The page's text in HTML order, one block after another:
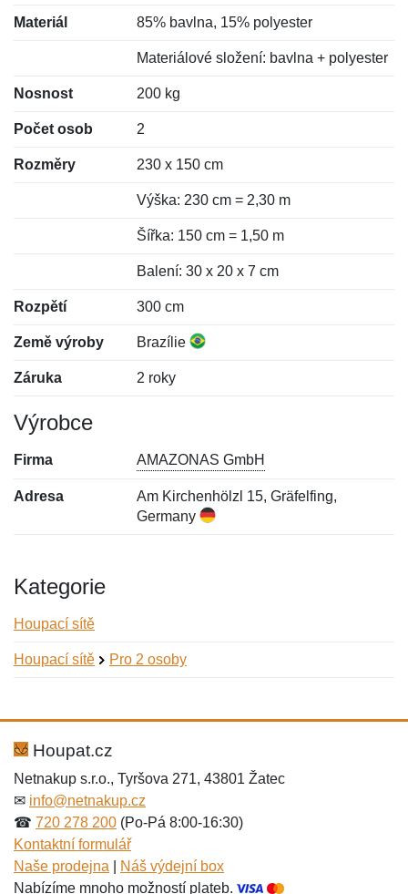
Materiál 85% bavlna, 15% polyester
Materiálové složení: bavlna + polyester
Nosnost 200 kg
Počet osob 2
Rozměry 230 x 150 cm
Výška: 230 cm = 2,30 m
Šířka: 150 cm = 1,50 m
Balení: 30 x 20 x 7 cm
Rozpětí 300 cm
Země výroby Brazílie
Záruka 2 roky
Výrobce
Firma AMAZONAS GmbH
Adresa
Am Kirchenhölzl 15, Gräfelfing,
Germany
Kategorie
Houpací sítě
Houpací sítě Pro 2 osoby
Hodnocení:
Jméno: *
Jméno:
E-mail:*
Houpat.cz
Netnakup s.r.o., Tyršova 271, 43801 Žatec
✉ info@netnakup.cz
☎ 720 278 200 (Po-Pá 8:00-16:30)
Kontaktní formulář
Naše prodejna
Náš výdejní box
Nabízíme mnoho možností plateb.